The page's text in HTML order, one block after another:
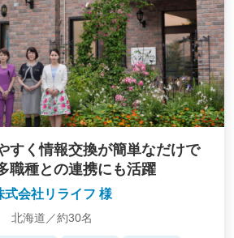
すく情報交換が簡単なだけで
職種との連携にも活躍
式会社リライフ 様
北海道／約30名